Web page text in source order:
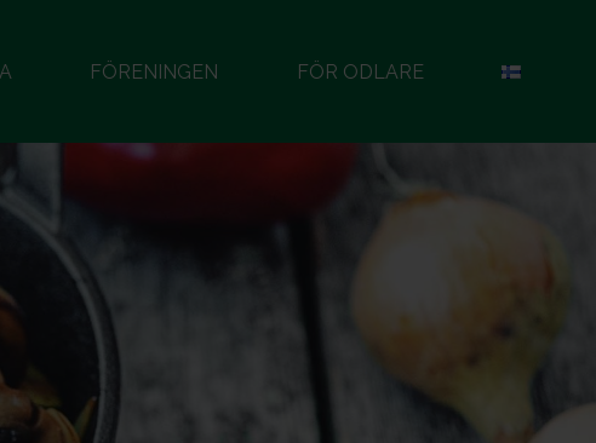
FÖRENINGEN FÖR ODLARE